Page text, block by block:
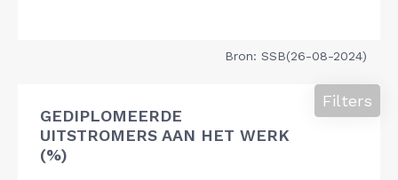
Bron: SSB(26-08-2024)
GEDIPLOMEERDE
UITSTROMERS AAN HET WERK
(%)
Filters